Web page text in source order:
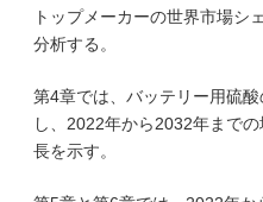
トップメーカーの世界市場シ
分析する。
第4章では、バッテリー用硫
し、2022年から2032年まで
長を示す。